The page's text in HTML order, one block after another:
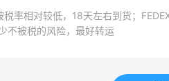
不被税的风险，最好转运
Collection
返利